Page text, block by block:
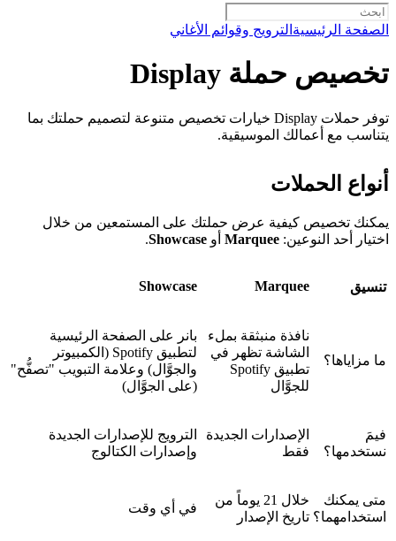
الصفحة الرئيسية الترويج وقوائم الأغاني
تخصيص حملة Display
توفر حملات Display خيارات تخصيص متنوعة لتصميم حملتك بما
يتناسب مع أعمالك الموسيقية.
أنواع الحملات
يمكنك تخصيص كيفية عرض حملتك على المستمعين من خلال
اختيار أحد النوعين: Marquee أو Showcase
.
تنسيق Marquee
Showcase
ما مزاياها؟
نافذة منبثقة بملء
الشاشة تظهر في
تطبيق Spotify
للجوَّال
بانر على الصفحة الرئيسية
لتطبيق Spotify (الكمبيوتر
والجوَّال) وعلامة التبويب "تصفُّح"
(على الجوَّال)
فيمَ
نستخدمها؟
الإصدارات الجديدة
فقط
الترويج للإصدارات الجديدة
وإصدارات الكتالوج
متى يمكنك
استخدامهما؟
خلال 21 يوماً من
تاريخ الإصدار
في أي وقت